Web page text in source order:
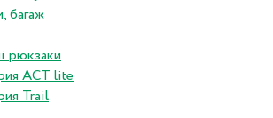
багаж
рюкзаки
ACT lite
Trail